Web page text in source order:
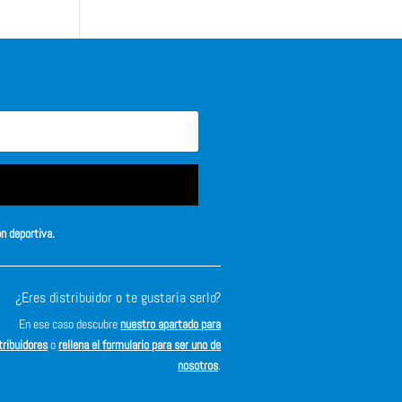
deportiva.
¿Eres distribuidor o te gustaría serlo?
En ese caso descubrenuestro apartado para
orellena el formulario para ser uno de
nosotros.